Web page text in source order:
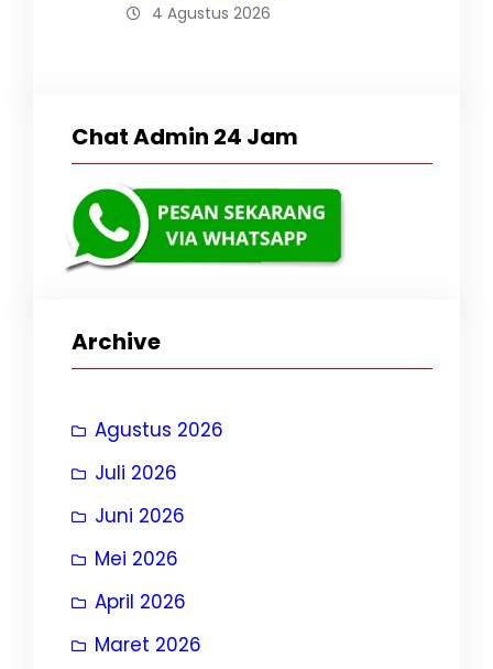
4 Agustus 2026
Chat Admin 24 Jam
Archive
Agustus 2026
Juli 2026
Juni 2026
Mei 2026
April 2026
Maret 2026